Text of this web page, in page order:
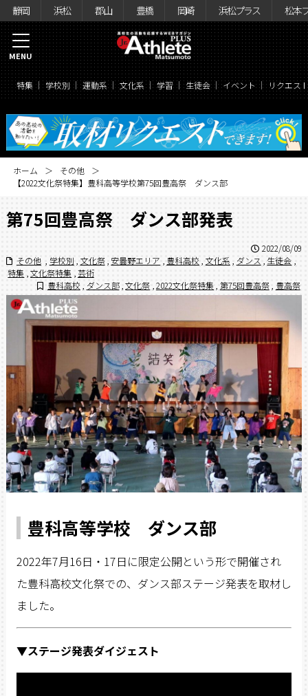
静岡 浜松 郡山 豊橋 岡崎 浜松プラス 松本
特集 学校別 運動系 文化系 学習 生徒会 イベント リクエス
MENU
ホーム
その他
【2022文化祭特集】豊科高等学校第75回豊高祭 ダンス部
第75回豊高祭 ダンス部発表
2022/08/09
その他
学校別 文化祭 安曇野エリア 豊科高校 文化系 ダンス 生徒会
特集 文化祭特集 ,芸術
豊科高校
ダンス部 文化祭 2022文化祭特集 第75回豊高祭 豊高祭
豊科高等学校 ダンス部
2022年7月16日・17日に限定公開という形で開催され
た豊科高校文化祭での、ダンス部ステージ発表を取材し
ました。
▼ステージ発表ダイジェスト